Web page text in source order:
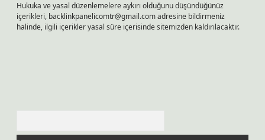
Hukuka ve yasal düzenlemelere aykırı olduğunu düşündüğünüz
içerikleri, backlinkpanelicomtr@gmail.comadresine bildirmeniz
halinde, ilgili içerikler yasal süre içerisinde sitemizden kaldırılacaktır.